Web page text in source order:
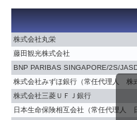
株式会社丸栄
藤田観光株式会社
BNP PARIBAS SINGAPORE/2S/
株式会社みずほ銀行（常任代理人 株
株式会社三菱ＵＦＪ銀行
日本生命保険相互会社（常任代理人